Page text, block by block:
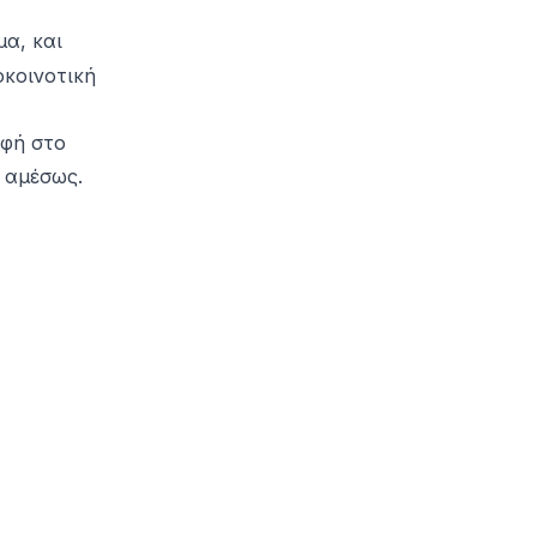
και
στο
αμέσως.